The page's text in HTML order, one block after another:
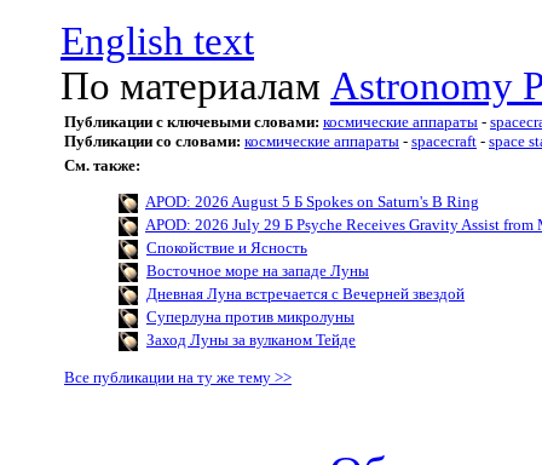
English text
По материалам Astronomy
Публикации с ключевыми словами: космические аппараты -
Публикации со словами: космические аппараты - spacecraft - space
См. также:
APOD: 2026 August 5 Б Spokes on Saturn's B Ring
APOD: 2026 July 29 Б Psyche Receives Gravity Assist from
Спокойствие и Ясность
Восточное море на западе Луны
Дневная Луна встречается с Вечерней звездой
Суперлуна против микролуны
Заход Луны за вулканом Тейде
Все публикации на ту же тему >>